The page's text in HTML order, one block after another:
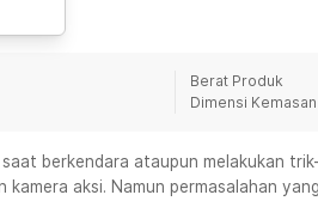
Senin - Jumat (08:00 -
Senin - Sabtu (09:00-
Senin - Sabtu (09:00-
Tangerang
Cikupa
Berat Produk
Dimensi Kemasan
saat berkendara ataupun melakukan
kamera aksi. Namun permasalahan